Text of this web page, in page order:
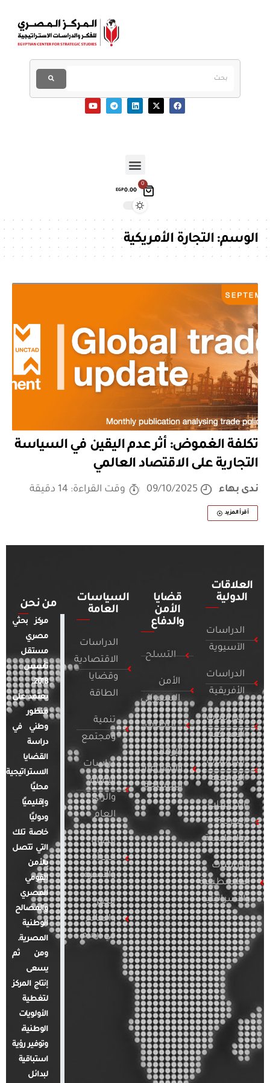
0
EGP0.00
الوسم:التجارة الأمريكية
تكلفة الغموض: أثر عدم اليقين في السياسة
التجارية على الاقتصاد العالمي
ندى بهاء 09/10/2025 وقت القراءة: 14 دقيقة
أقرأ المزيد
العلاقات
الدولية
الدراسات
الآسيوية
الدراسات
الأفريقية
الدراسات
الأمريكية
الدراسات
الأوروبية
الدراسات
العربية
والإقليمية
الدراسات
الفلسطينية
والإسرائيلية
قضايا
الأمن
والدفاع
التسلح
الأمن
السيبراني
التطرف
الإرهاب
والصراعات
المسلحة
السياسات
العامة
الدراسات
الاقتصادية
وقضايا
الطاقة
تنمية
ومجتمع
دراسات
الإعلام
والرأي
العام
قضايا
المرأة
والأسرة
مصر
والعالم
في أرقام
من نحن
مركز بحثي
مصري
مستقل
تأسس
2018.
يعتمد على
منظور
وطني في
دراسة
القضايا
الاستراتيجية
محليًا
وإقليميًا
ودوليًا
خاصة تلك
التي تتصل
بالأمن
القومي
المصري
والمصالح
الوطنية
المصرية.
ومن ثم
يسعى
إنتاج المركز
لتغطية
الأولويات
الوطنية،
وتوفير رؤية
استباقية
لبدائل